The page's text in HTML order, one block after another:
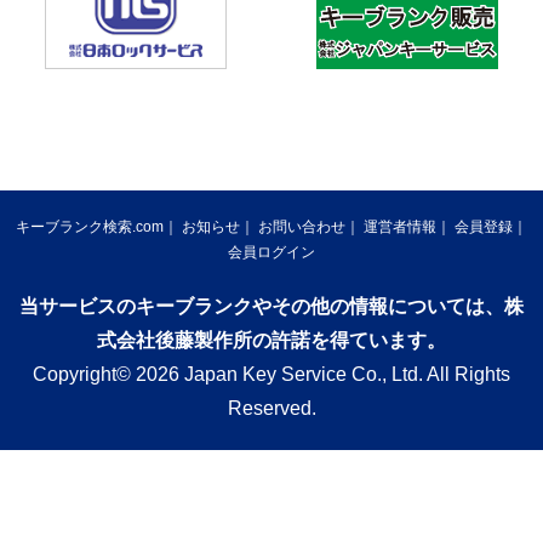
キーブランク検索.com お知らせ お問い合わせ 運営者情報
会員登録
会員ログイン
当サービスのキーブランクやその他の情報については、株
式会社後藤製作所の許諾を得ています。
Copyright© 2026 Japan Key Service Co., Ltd. All Rights
Reserved.